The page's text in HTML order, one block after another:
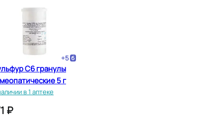
+5
С6 гранулы
5 г
в 1 аптеке
₽